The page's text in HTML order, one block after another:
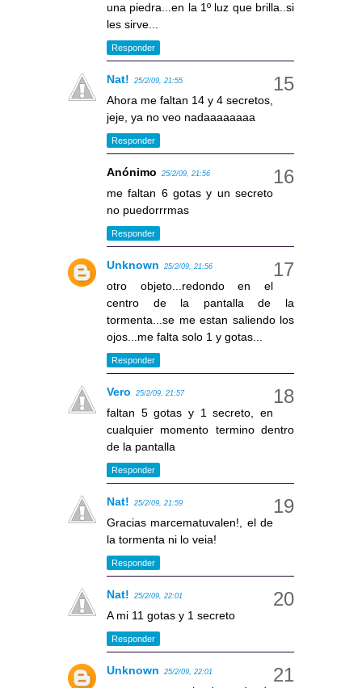
una piedra...en la 1º luz que brilla..si
les sirve...
Responder
Nat! 25/2/09, 21:55
Ahora me faltan 14 y 4 secretos,
jeje, ya no veo nadaaaaaaaa
Responder
Anónimo 25/2/09, 21:56
me faltan 6 gotas y un secreto
no puedorrrmas
Responder
Unknown 25/2/09, 21:56
otro objeto...redondo en el
centro de la pantalla de la
tormenta...se me estan saliendo los
ojos...me falta solo 1 y gotas...
Responder
Vero 25/2/09, 21:57
faltan 5 gotas y 1 secreto, en
cualquier momento termino dentro
de la pantalla
Responder
Nat! 25/2/09, 21:59
Gracias marcematuvalen!, el de
la tormenta ni lo veia!
Responder
Nat! 25/2/09, 22:01
A mi 11 gotas y 1 secreto
Responder
Unknown 25/2/09, 22:01